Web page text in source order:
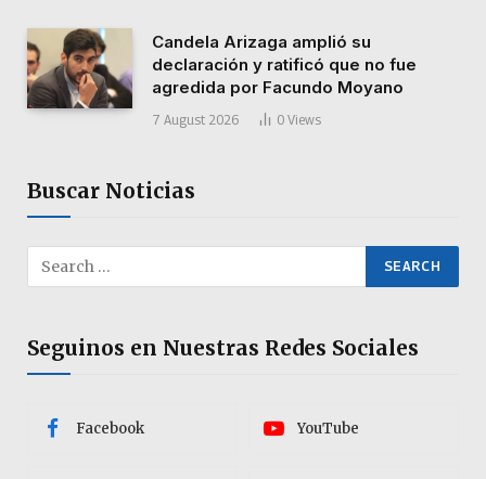
Candela Arizaga amplió su
declaración y ratificó que no fue
agredida por Facundo Moyano
7 August 2026 0 Views
Buscar Noticias
Seguinos en Nuestras Redes Sociales
Facebook YouTube